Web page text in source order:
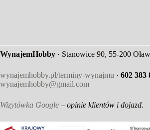
WynajemHobby · Stanowice 90, 55-200
wynajemhobby.pl/terminy-wynajmu · 602 383
wynajemhobby@gmail.com
Wizytówka Google – opinie klientów i dojazd.